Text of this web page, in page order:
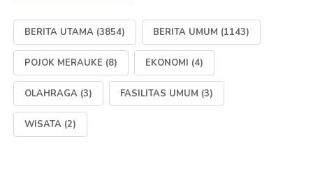
BERITA UTAMA (3854) BERITA UMUM (1143)
POJOK MERAUKE (8) EKONOMI (4)
OLAHRAGA (3) FASILITAS UMUM (3)
WISATA (2)